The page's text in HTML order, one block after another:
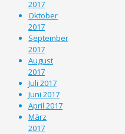
2017
Oktober
2017
September
2017
August
2017
Juli 2017
Juni 2017
April 2017
März
2017